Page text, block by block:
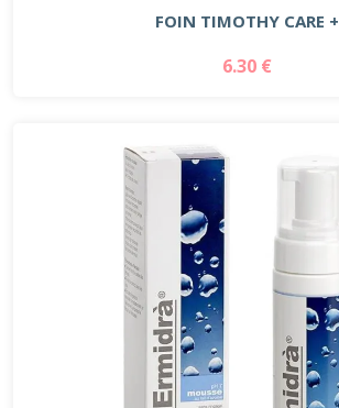
FOIN TIMOTHY CARE +
6.30 €